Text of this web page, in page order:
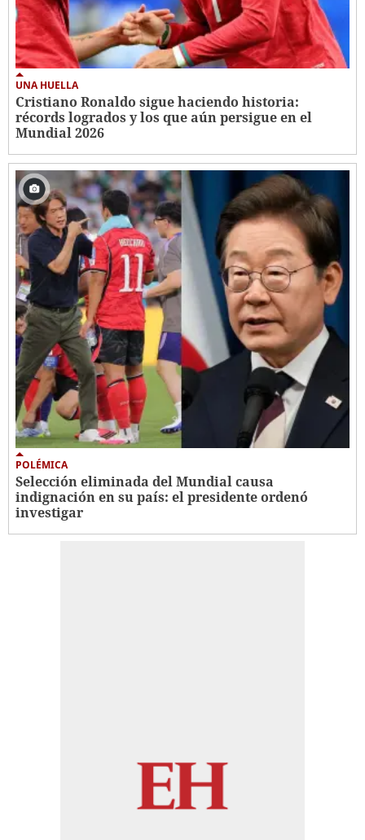
UNA HUELLA
Cristiano Ronaldo sigue haciendo historia:
récords logrados y los que aún persigue en el
Mundial 2026
POLÉMICA
Selección eliminada del Mundial causa
indignación en su país: el presidente ordenó
investigar